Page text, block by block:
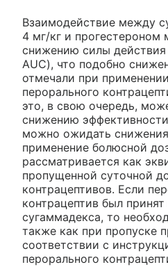
Взаимодействие между
4 мг/кг и прогестероном
снижению силы действия
AUC), что подобно
отмечали при
перорального
это, в свою очередь,
снижению
можно ожидать
применение болюсной
рассматривается как
пропущенной суточной
контрацептивов. Если
контрацептив был
сугаммадекса, то
также как при пропуске
соответствии с
перорального